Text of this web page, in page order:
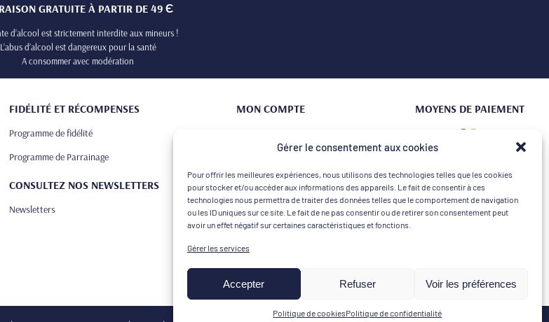
Gérer le consentement aux cookies
Pour offrir les meilleures expériences, nous utilisons des technologies telles que les cookies
pour stocker et/ou accéder aux informations des appareils. Le fait de consentir à ces
technologies nous permettra de traiter des données telles que le comportement de navigation
ou les ID uniques sur ce site. Le fait de ne pas consentir ou de retirer son consentement peut
avoir un effet négatif sur certaines caractéristiques et fonctions.
Gérer les services
Accepter Refuser Voir les préférences
Politique de cookiesPolitique de confidentialité
GRATUITE À PARTIR DE 49 Є
d’alcool est strictement interdite aux mineurs !
L’abus d’alcool est dangereux pour la santé
A consommer avec modération
FIDÉLITÉ ET RÉCOMPENSES
Programme de fidélité
Programme de Parrainage
CONSULTEZ NOS NEWSLETTERS
Newsletters
MON COMPTE
Mon Panier
MOYENS DE PAIEMENT